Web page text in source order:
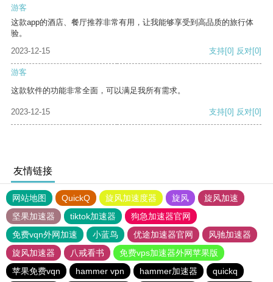
游客
这款app的酒店、餐厅推荐非常有用，让我能够享受到高品质的旅行体
验。
2023-12-15
支持[0] 反对[0]
游客
这款软件的功能非常全面，可以满足我所有需求。
2023-12-15 支持[0] 反对[0]
友情链接
网站地图 QuickQ 旋风加速度器 旋风
旋风加速
坚果加速器
tiktok加速器
狗急加速器官网
免费vqn外网加速
小蓝鸟 优途加速器官网
风驰加速器
旋风加速器
八戒看书
免费vps加速器外网苹果版
苹果免费vqn
hammer vpn hammer加速器 quickq